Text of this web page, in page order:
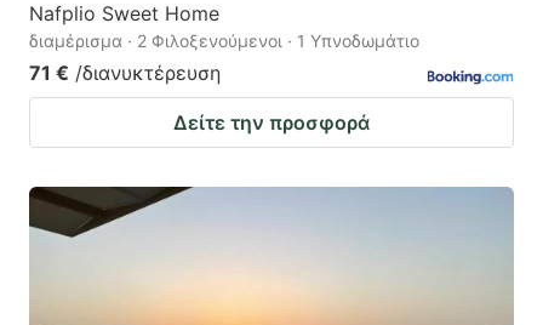
Nafplio Sweet Home
διαμέρισμα · 2 Φιλοξενούμενοι · 1 Υπνοδωμάτιο
71 € /διανυκτέρευση
Δείτε την προσφορά